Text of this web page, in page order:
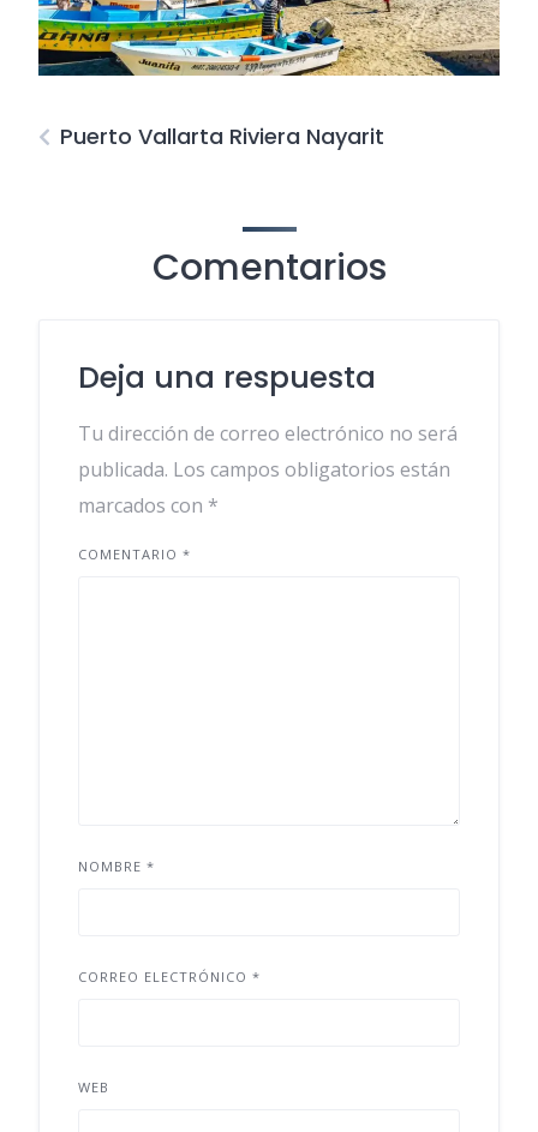
Puerto Vallarta Riviera Nayarit
Comentarios
Deja una respuesta
Tu dirección de correo electrónico no será
publicada. Los campos obligatorios están
marcados con *
COMENTARIO *
NOMBRE *
CORREO ELECTRÓNICO *
WEB